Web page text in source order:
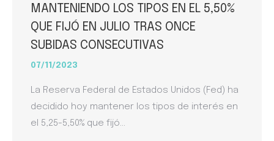
MANTENIENDO LOS TIPOS EN EL 5,50%
QUE FIJÓ EN JULIO TRAS ONCE
SUBIDAS CONSECUTIVAS
07/11/2023
La Reserva Federal de Estados Unidos (Fed) ha
decidido hoy mantener los tipos de interés en
el 5,25-5,50% que fijó…